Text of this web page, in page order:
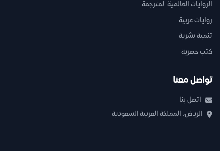
الروايات العالمية المترجمة
روايات عربية
تنمية بشرية
كتب حصرية
تواصل معنا
اتصل بنا
الرياض، المملكة العربية السعودية